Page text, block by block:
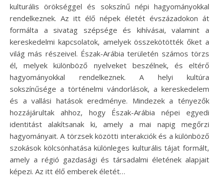
kulturális örökséggel és sokszínű népi hagyományokkal
rendelkeznek. Az itt élő népek életét évszázadokon át
formálta a sivatag szépsége és kihívásai, valamint a
kereskedelmi kapcsolatok, amelyek összekötötték őket a
világ más részeivel. Észak-Arábia területén számos törzs
él, melyek különböző nyelveket beszélnek, és eltérő
hagyományokkal rendelkeznek. A helyi kultúra
sokszínűsége a történelmi vándorlások, a kereskedelem
és a vallási hatások eredménye. Mindezek a tényezők
hozzájárultak ahhoz, hogy Észak-Arábia népei egyedi
identitást alakítsanak ki, amely a mai napig megőrzi
hagyományait. A törzsek közötti interakciók és a különböző
szokások kölcsönhatása különleges kulturális tájat formált,
amely a régió gazdasági és társadalmi életének alapjait
képezi. Az itt élő emberek életét…